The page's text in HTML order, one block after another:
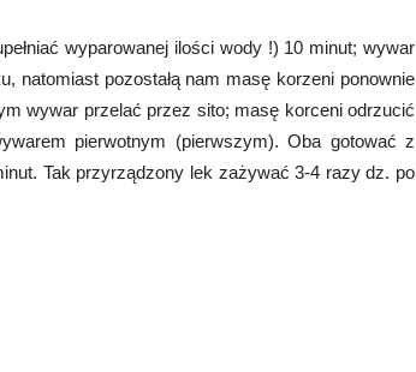
wyparowanej ilości wody !) 10 minut; wywar
natomiast pozostałą nam masę korzeni ponownie
wywar przelać przez sito; masę korceni odrzucić
pierwotnym (pierwszym). Oba gotować z
Tak przyrządzony lek zażywać 3-4 razy dz. po